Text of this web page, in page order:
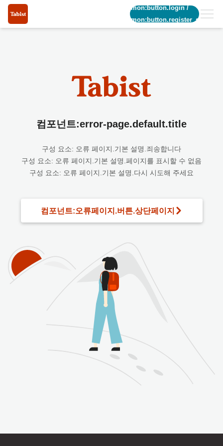
common:button.login/
common:button.register_short
컴포넌트:error-page.default.title
구성 요소: 오류 페이지.기본 설명.죄송합니다
구성 요소: 오류 페이지.기본 설명.페이지를 표시할 수 없음
구성 요소: 오류 페이지.기본 설명.다시 시도해 주세요
컴포넌트:오류페이지.버튼.상단페이지